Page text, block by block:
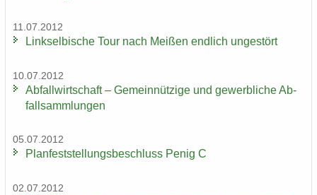
11.07.2012
Linksel­bi­sche Tour nach Mei­ßen end­lich un­ge­stört
10.07.2012
Ab­fall­wirt­schaft – Ge­mein­nüt­zi­ge und ge­werb­li­che Ab­
fall­samm­lun­gen
05.07.2012
Plan­fest­stel­lungs­be­schluss Penig C
02.07.2012